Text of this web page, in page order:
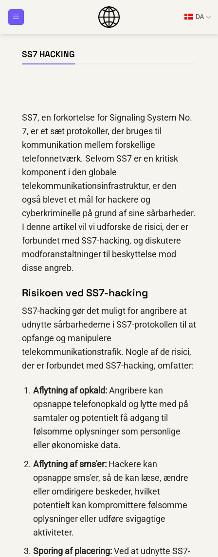
DA
SS7 HACKING
SS7, en forkortelse for Signaling System No.
7, er et sæt protokoller, der bruges til
kommunikation mellem forskellige
telefonnetværk. Selvom SS7 er en kritisk
komponent i den globale
telekommunikationsinfrastruktur, er den
også blevet et mål for hackere og
cyberkriminelle på grund af sine sårbarheder.
I denne artikel vil vi udforske de risici, der er
forbundet med SS7-hacking, og diskutere
modforanstaltninger til beskyttelse mod
disse angreb.
Risikoen ved SS7-hacking
SS7-hacking gør det muligt for angribere at
udnytte sårbarhederne i SS7-protokollen til at
opfange og manipulere
telekommunikationstrafik. Nogle af de risici,
der er forbundet med SS7-hacking, omfatter:
Aflytning af opkald:Angribere kan
opsnappe telefonopkald og lytte med på
samtaler og potentielt få adgang til
følsomme oplysninger som personlige
eller økonomiske data.
Aflytning af sms'er:Hackere kan
opsnappe sms'er, så de kan læse, ændre
eller omdirigere beskeder, hvilket
potentielt kan kompromittere følsomme
oplysninger eller udføre svigagtige
aktiviteter.
Sporing af placering:Ved at udnytte SS7-